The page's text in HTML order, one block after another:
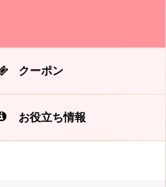
クーポン
お役立ち情報